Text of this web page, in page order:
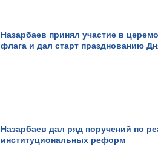
Назарбаев принял участие в
флага и дал старт празднованию
Назарбаев дал ряд поручений по
институциональных реформ